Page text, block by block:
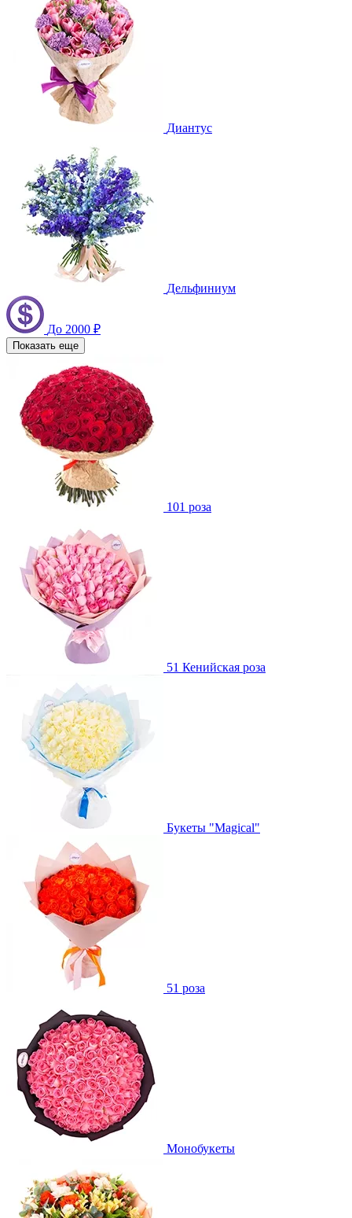
Диантус
Дельфиниум
До 2000 ₽
Показать еще
101 роза
51 Кенийская роза
Букеты "Magical"
51 роза
Монобукеты